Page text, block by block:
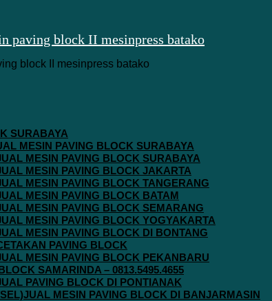
SURABAYA
MESIN PAVING BLOCK SURABAYA
MESIN PAVING BLOCK SURABAYA
MESIN PAVING BLOCK JAKARTA
MESIN PAVING BLOCK TANGERANG
MESIN PAVING BLOCK BATAM
MESIN PAVING BLOCK SEMARANG
MESIN PAVING BLOCK YOGYAKARTA
MESIN PAVING BLOCK DI BONTANG
PAVING BLOCK
MESIN PAVING BLOCK PEKANBARU
SAMARINDA – 0813.5495.4655
PAVING BLOCK DI PONTIANAK
MESIN PAVING BLOCK DI BANJARMASIN